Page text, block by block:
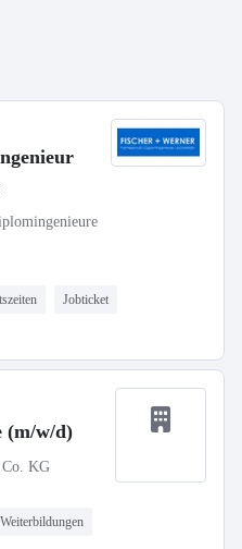
Jobticket
(m/w/d)
KG
Weiterbildungen